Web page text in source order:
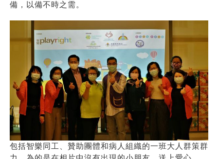
備，以備不時之需。
包括智樂同工、贊助團體和病人組織的一班大人群策群